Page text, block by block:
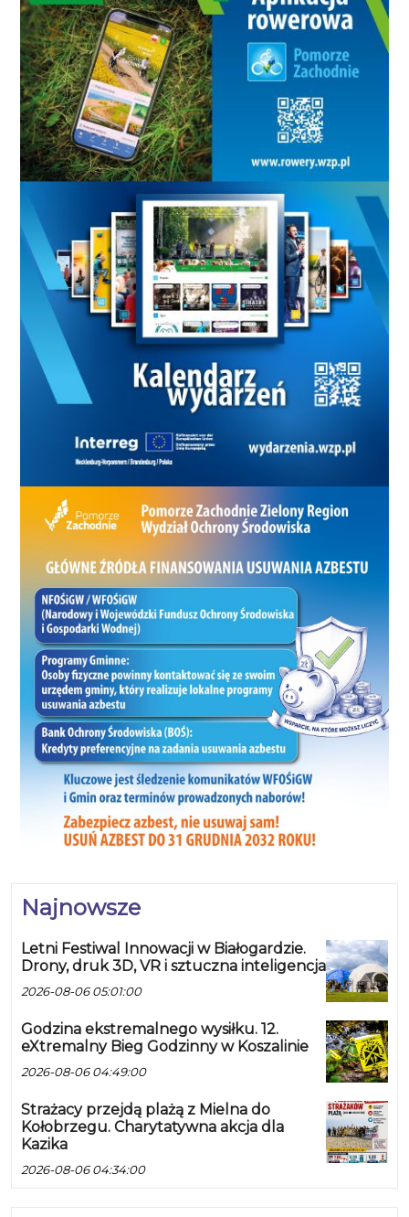
Najnowsze
Letni Festiwal Innowacji w Białogardzie.
Drony, druk 3D, VR i sztuczna inteligencja
2026-08-06 05:01:00
Godzina ekstremalnego wysiłku. 12.
eXtremalny Bieg Godzinny w Koszalinie
2026-08-06 04:49:00
Strażacy przejdą plażą z Mielna do
Kołobrzegu. Charytatywna akcja dla
Kazika
2026-08-06 04:34:00